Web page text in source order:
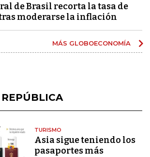
de Brasil recorta la tasa de
tras moderarse la inflación
MÁS GLOBOECONOMÍA
TURISMO
Asia sigue teniendo los
pasaportes más